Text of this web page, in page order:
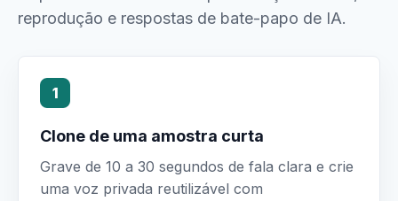
reprodução e respostas de bate-papo de IA.
1
Clone de uma amostra curta
Grave de 10 a 30 segundos de fala clara e crie
uma voz privada reutilizável com